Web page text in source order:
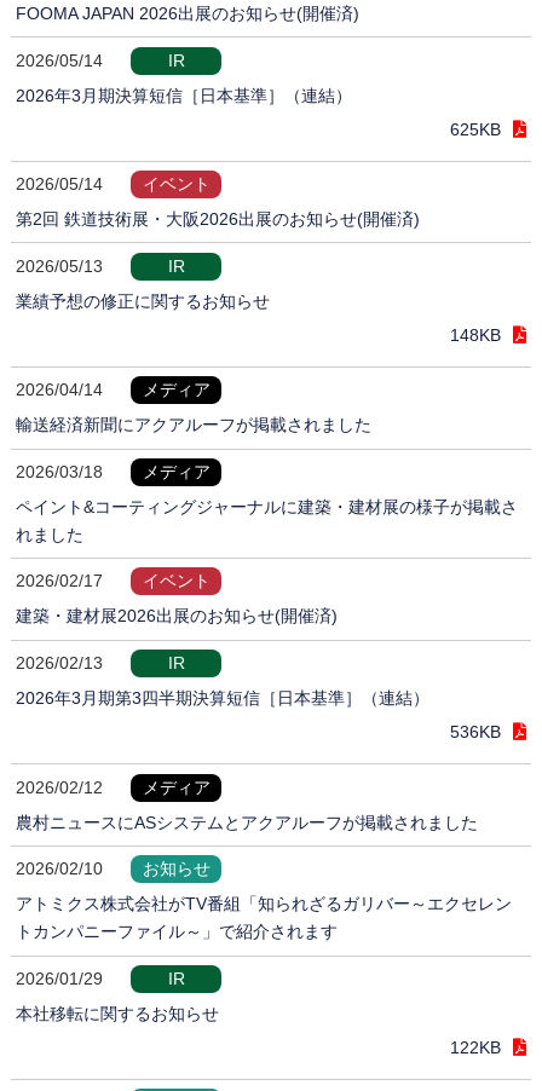
FOOMA JAPAN 2026出展のお知らせ(開催済)
2026/05/14
IR
2026年3月期決算短信［日本基準］（連結）
625KB
2026/05/14
イベント
第2回 鉄道技術展・大阪2026出展のお知らせ(開催済)
2026/05/13
IR
業績予想の修正に関するお知らせ
148KB
2026/04/14
メディア
輸送経済新聞にアクアルーフが掲載されました
2026/03/18
メディア
ペイント&コーティングジャーナルに建築・建材展の様子が掲載さ
れました
2026/02/17
イベント
建築・建材展2026出展のお知らせ(開催済)
2026/02/13
IR
2026年3月期第3四半期決算短信［日本基準］（連結）
536KB
2026/02/12
メディア
農村ニュースにASシステムとアクアルーフが掲載されました
2026/02/10
お知らせ
アトミクス株式会社がTV番組「知られざるガリバー～エクセレン
トカンパニーファイル～」で紹介されます
2026/01/29
IR
本社移転に関するお知らせ
122KB